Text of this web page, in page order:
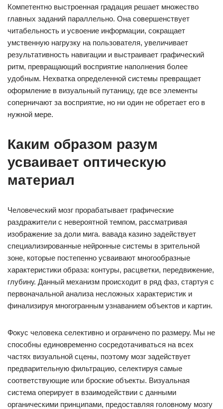
Компетентно выстроенная градация решает множество
главных заданий параллельно. Она совершенствует
читабельность и усвоение информации, сокращает
умственную нагрузку на пользователя, увеличивает
результативность навигации и выстраивает графический
ритм, превращающий восприятие наполнения более
удобным. Нехватка определенной системы превращает
оформление в визуальный путаницу, где все элементы
соперничают за восприятие, но ни один не обретает его в
нужной мере.
Каким образом разум
усваивает оптическую
материал
Человеческий мозг прорабатывает графические
раздражители с невероятной темпом, рассматривая
изображение за доли мига. вавада казино задействует
специализированные нейронные системы в зрительной
зоне, которые постепенно усваивают многообразные
характеристики образа: контуры, расцветки, передвижение,
глубину. Данный механизм происходит в ряд фаз, стартуя с
первоначальной анализа несложных характеристик и
финализируя многогранным узнаванием объектов и картин.
Фокус человека селективно и ограничено по размеру. Мы не
способны единовременно сосредотачиваться на всех
частях визуальной сцены, поэтому мозг задействует
предварительную фильтрацию, селектируя самые
соответствующие или броские объекты. Визуальная
система оперирует в взаимодействии с данными
органическими принципами, предоставляя головному мозгу